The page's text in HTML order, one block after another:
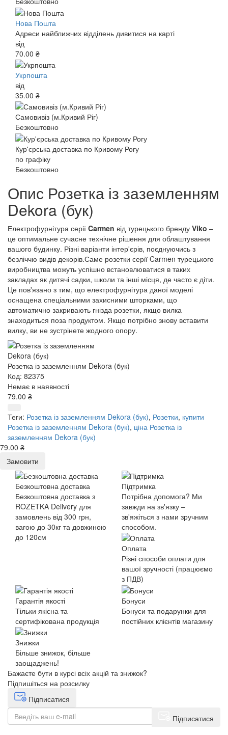
Нова Пошта
Адреси найближчих відділень дивитися на карті
від
70.00 ₴
Укрпошта
від
35.00 ₴
Самовивіз (м.Кривий Ріг)
Безкоштовно
Кур'єрська доставка по Кривому Рогу
по графіку
Безкоштовно
Опис Розетка із заземленням
Dekora (бук)
Електрофурнітура серії Carmen від турецького бренду Viko –
це оптимальне сучасне технічне рішення для облаштування
вашого будинку. Різні варіанти інтер'єрів, поєднуючись з
безліччю видів декорів.Саме розетки серії Carmen турецького
виробництва можуть успішно встановлюватися в таких
закладах як дитячі садки, школи та інші місця, де часто є діти.
Це пов'язано з тим, що електрофурнітура даної моделі
оснащена спеціальними захисними шторками, що
автоматично закривають гнізда розетки, якщо вилка
знаходиться поза продуктом. Якщо потрібно знову вставити
вилку, ви не зустрінете жодного опору.
Розетка із заземленням Dekora (бук)
Код: 82375
Немає в наявності
79.00 ₴
Теги: Розетка із заземленням Dekora (бук), Розетки, купити
Розетка із заземленням Dekora (бук), ціна Розетка із
заземленням Dekora (бук)
79.00 ₴
Замовити
Безкоштовна доставка
Безкоштовна доставка з
ROZETKA Delivery для
замовлень від 300 грн,
вагою до 30кг та довжиною
до 120см
Підтримка
Потрібна допомога? Ми
завжди на зв'язку –
зв'яжіться з нами зручним
способом.
Оплата
Різні способи оплати для
вашої зручності (працюємо
з ПДВ)
Гарантія якості
Тільки якісна та
сертифікована продукція
Бонуси
Бонуси та подарунки для
постійних клієнтів магазину
Знижки
Більше знижок, більше
заощаджень!
Бажаєте бути в курсі всіх акцій та знижок?
Підпишіться на розсилку
Підписатися
Підписатися